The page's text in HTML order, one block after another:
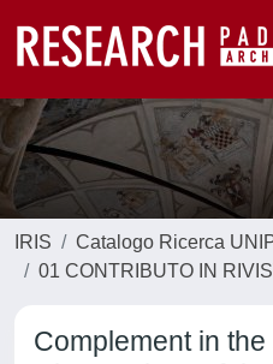
IRIS
Catalogo Ricerca
01 CONTRIBUTO IN
Complement in